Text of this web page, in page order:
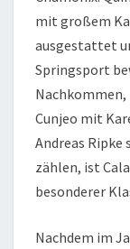
mit großem
ausgestattet
Springsport
Cunjeo mit
Andreas
zählen, ist
besonderer
Nachdem im